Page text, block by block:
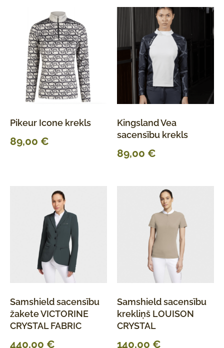
Pikeur Icone krekls
89,00 €
Kingsland Vea
sacensību krekls
89,00 €
Samshield sacensību
žakete VICTORINE
CRYSTAL FABRIC
440,00 €
Samshield sacensību
krekliņš LOUISON
CRYSTAL
140,00 €